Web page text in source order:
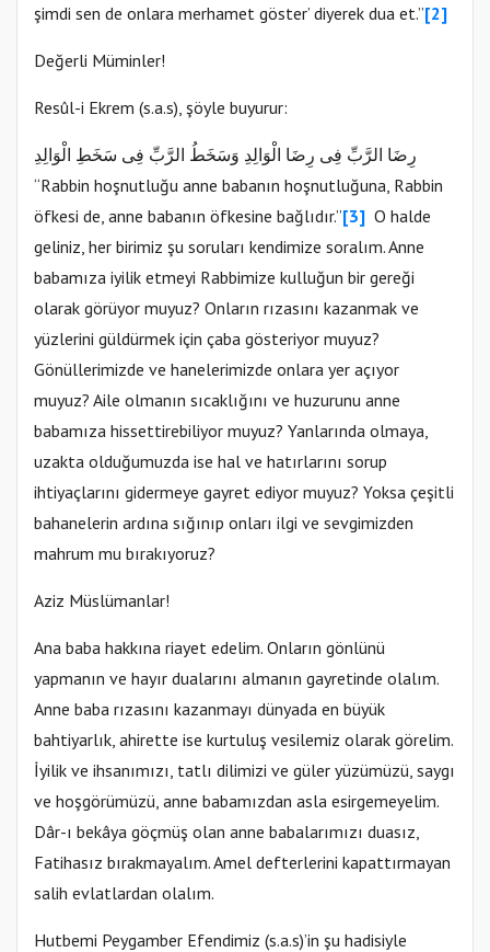
şimdi sen de onlara merhamet göster’ diyerek dua et.”[2]
Değerli Müminler!
Resûl-i Ekrem (s.a.s), şöyle buyurur:
رِضَا الرَّبِّ فِى رِضَا الْوَالِدِ وَسَخَطُ الرَّبِّ فِى سَخَطِ الْوَالِدِ
“Rabbin hoşnutluğu anne babanın hoşnutluğuna, Rabbin
öfkesi de, anne babanın öfkesine bağlıdır.”[3] O halde
geliniz, her birimiz şu soruları kendimize soralım. Anne
babamıza iyilik etmeyi Rabbimize kulluğun bir gereği
olarak görüyor muyuz? Onların rızasını kazanmak ve
yüzlerini güldürmek için çaba gösteriyor muyuz?
Gönüllerimizde ve hanelerimizde onlara yer açıyor
muyuz? Aile olmanın sıcaklığını ve huzurunu anne
babamıza hissettirebiliyor muyuz? Yanlarında olmaya,
uzakta olduğumuzda ise hal ve hatırlarını sorup
ihtiyaçlarını gidermeye gayret ediyor muyuz? Yoksa çeşitli
bahanelerin ardına sığınıp onları ilgi ve sevgimizden
mahrum mu bırakıyoruz?
Aziz Müslümanlar!
Ana baba hakkına riayet edelim. Onların gönlünü
yapmanın ve hayır dualarını almanın gayretinde olalım.
Anne baba rızasını kazanmayı dünyada en büyük
bahtiyarlık, ahirette ise kurtuluş vesilemiz olarak görelim.
İyilik ve ihsanımızı, tatlı dilimizi ve güler yüzümüzü, saygı
ve hoşgörümüzü, anne babamızdan asla esirgemeyelim.
Dâr-ı bekâya göçmüş olan anne babalarımızı duasız,
Fatihasız bırakmayalım. Amel defterlerini kapattırmayan
salih evlatlardan olalım.
Hutbemi Peygamber Efendimiz (s.a.s)’in şu hadisiyle